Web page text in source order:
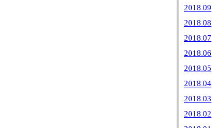
2018.09
2018.08
2018.07
2018.06
2018.05
2018.04
2018.03
2018.02